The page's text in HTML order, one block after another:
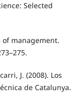
Selected
of management.
J. (2008). Los
de Catalunya.